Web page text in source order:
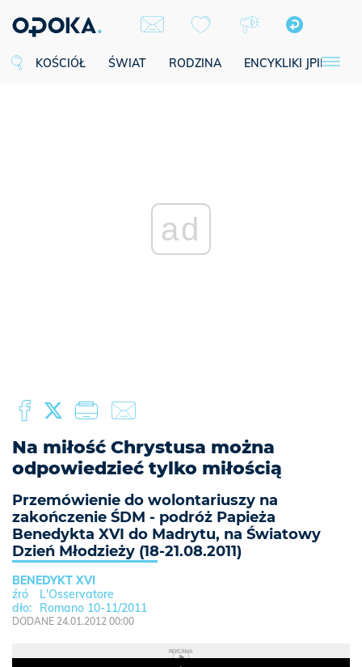
KOŚCIÓŁ ŚWIAT RODZINA ENCYKLIKI JPII
ad
Na miłość Chrystusa można
odpowiedzieć tylko miłością
Przemówienie do wolontariuszy na
zakończenie ŚDM - podróż Papieża
Benedykta XVI do Madrytu, na Światowy
Dzień Młodzieży (18-21.08.2011)
BENEDYKT XVI
L'Osservatore
Romano 10-11/2011
DODANE 24.01.2012 00:00
REKLAMA